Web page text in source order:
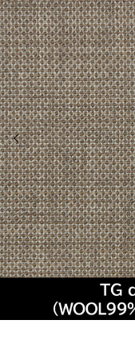
前の画像